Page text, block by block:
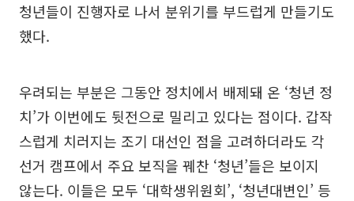
청년들이 진행자로 나서 분위기를 부드럽게 만들기도
했다.
우려되는 부분은 그동안 정치에서 배제돼 온 ‘청년 정
치’가 이번에도 뒷전으로 밀리고 있다는 점이다. 갑작
스럽게 치러지는 조기 대선인 점을 고려하더라도 각
선거 캠프에서 주요 보직을 꿰찬 ‘청년’들은 보이지
않는다. 이들은 모두 ‘대학생위원회’, ‘청년대변인’ 등